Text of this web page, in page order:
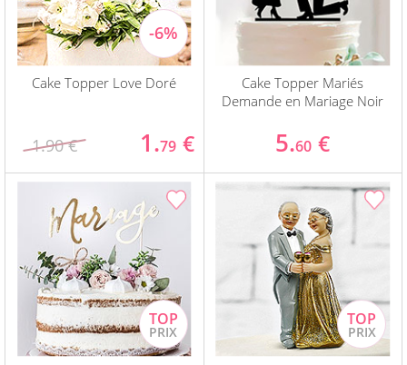
Cake Topper Love Doré
1.90 € 1.79 €
Cake Topper Mariés
Demande en Mariage Noir
5.60 €